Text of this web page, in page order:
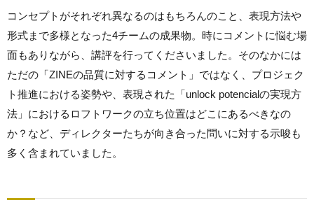
コンセプトがそれぞれ異なるのはもちろんのこと、表現方法や
形式まで多様となった4チームの成果物。時にコメントに悩む場
面もありながら、講評を行ってくださいました。そのなかには
ただの「ZINEの品質に対するコメント」ではなく、プロジェク
ト推進における姿勢や、表現された「unlock potencialの実現方
法」におけるロフトワークの立ち位置はどこにあるべきなの
か？など、ディレクターたちが向き合った問いに対する示唆も
多く含まれていました。